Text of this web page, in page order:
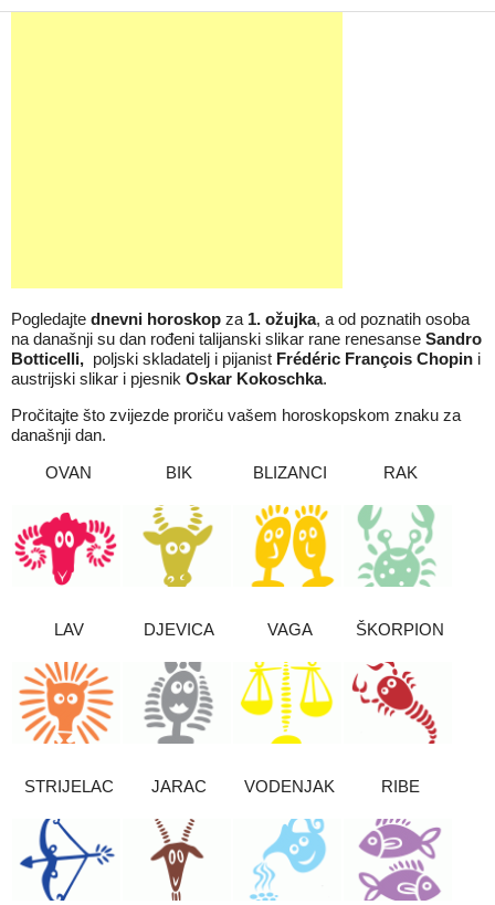
Pogledajte dnevni horoskop za 1. ožujka, a od poznatih osoba
na današnji su dan rođeni talijanski slikar rane renesanse Sandro
Botticelli, poljski skladatelj i pijanist Frédéric François Chopin i
austrijski slikar i pjesnik Oskar Kokoschka.
Pročitajte što zvijezde proriču vašem horoskopskom znaku za
današnji dan.
OVAN
BIK BLIZANCI RAK
LAV DJEVICA VAGA ŠKORPION
STRIJELAC JARAC VODENJAK RIBE